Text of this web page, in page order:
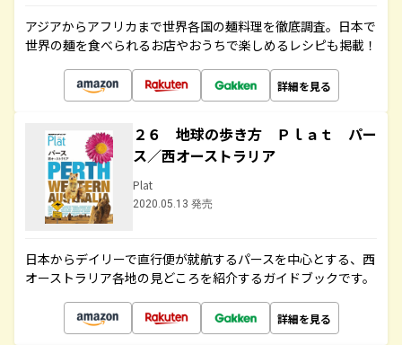
アジアからアフリカまで世界各国の麺料理を徹底調査。日本で
世界の麺を食べられるお店やおうちで楽しめるレシピも掲載！
詳細を見る
２６ 地球の歩き方 Ｐｌａｔ パー
ス／西オーストラリア
Plat
2020.05.13 発売
日本からデイリーで直行便が就航するパースを中心とする、西
オーストラリア各地の見どころを紹介するガイドブックです。
詳細を見る